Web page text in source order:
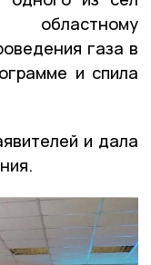
газа в
и спила
и дала